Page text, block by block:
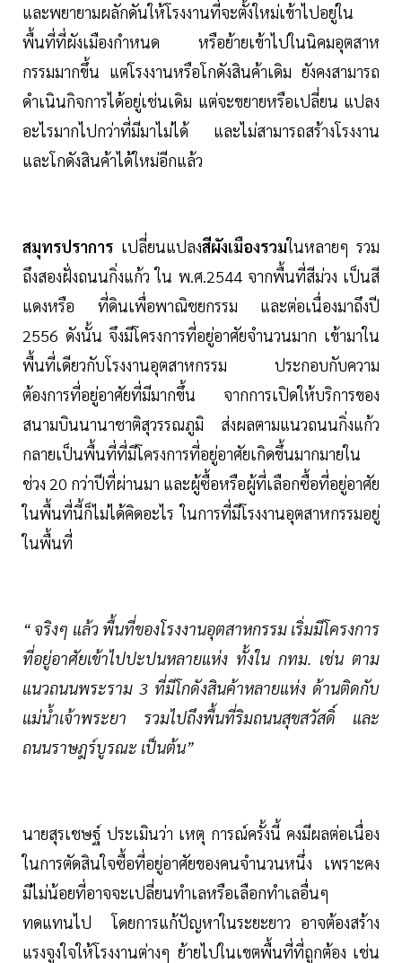
และพยายามผลักดันให้โรงงานที่จะตั้งใหม่เข้าไปอยู่ใน
พื้นที่ที่ผังเมืองกำหนด หรือย้ายเข้าไปในนิคมอุตสาห
กรรมมากขึ้น แต่โรงงานหรือโกดังสินค้าเดิม ยังคงสามารถ
ดำเนินกิจการได้อยู่เช่นเดิม แต่จะขยายหรือเปลี่ยน แปลง
อะไรมากไปกว่าที่มีมาไม่ได้ และไม่สามารถสร้างโรงงาน
และโกดังสินค้าได้ใหม่อีกแล้ว
สมุทรปราการ เปลี่ยนแปลงสีผังเมืองรวมในหลายๆ รวม
ถึงสองฝั่งถนนกิ่งแก้ว ใน พ.ศ.2544 จากพื้นที่สีม่วง เป็นสี
แดงหรือ ที่ดินเพื่อพาณิชยกรรม และต่อเนื่องมาถึงปี
2556 ดังนั้น จึงมีโครงการที่อยู่อาศัยจำนวนมาก เข้ามาใน
พื้นที่เดียวกับโรงงานอุตสาหกรรม ประกอบกับความ
ต้องการที่อยู่อาศัยที่มีมากขึ้น จากการเปิดให้บริการของ
สนามบินนานาชาติสุวรรณภูมิ ส่งผลตามแนวถนนกิ่งแก้ว
กลายเป็นพื้นที่ที่มีโครงการที่อยู่อาศัยเกิดขึ้นมากมายใน
ช่วง 20 กว่าปีที่ผ่านมา และผู้ซื้อหรือผู้ที่เลือกซื้อที่อยู่อาศัย
ในพื้นที่นี้ก็ไม่ได้คิดอะไร ในการที่มีโรงงานอุตสาหกรรมอยู่
ในพื้นที่
“ จริงๆ แล้ว พื้นที่ของโรงงานอุตสาหกรรม เริ่มมีโครงการ
ที่อยู่อาศัยเข้าไปปะปนหลายแห่ง ทั้งใน กทม. เช่น ตาม
แนวถนนพระราม 3 ที่มีโกดังสินค้าหลายแห่ง ด้านติดกับ
แม่น้ำเจ้าพระยา รวมไปถึงพื้นที่ริมถนนสุขสวัสดิ์ และ
ถนนราษฎร์บูรณะ เป็นต้น”
นายสุรเชษฐ์ ประเมินว่า เหตุ การณ์ครั้งนี้ คงมีผลต่อเนื่อง
ในการตัดสินใจซื้อที่อยู่อาศัยของคนจำนวนหนึ่ง เพราะคง
มีไม่น้อยที่อาจจะเปลี่ยนทำเลหรือเลือกทำเลอื่นๆ
ทดแทนไป โดยการแก้ปัญหาในระยะยาว อาจต้องสร้าง
แรงจูงใจให้โรงงานต่างๆ ย้ายไปในเขตพื้นที่ที่ถูกต้อง เช่น